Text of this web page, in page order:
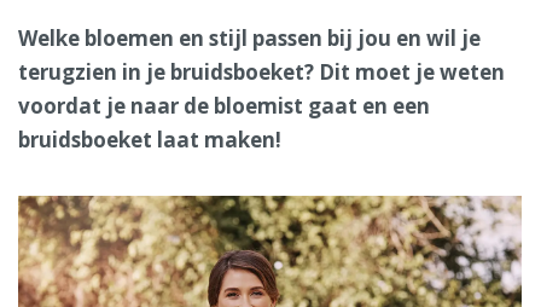
Welke bloemen en stijl passen bij jou en wil je
terugzien in je bruidsboeket? Dit moet je weten
voordat je naar de bloemist gaat en een
bruidsboeket laat maken!